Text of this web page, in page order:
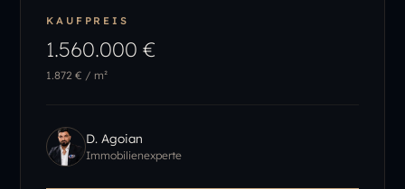
KAUFPREIS
1.560.000 €
1.872 € / m²
D. Agoian
Immobilienexperte